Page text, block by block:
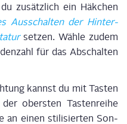
zusätz­lich ein Häk­chen
sAus­schal­ten der Hin­ter­
set­zen. Wäh­le zudem
für das Abschal­ten
kannst du mit Tas­ten
obers­ten Tas­ten­rei­he
an einen sti­li­sier­ten Son­